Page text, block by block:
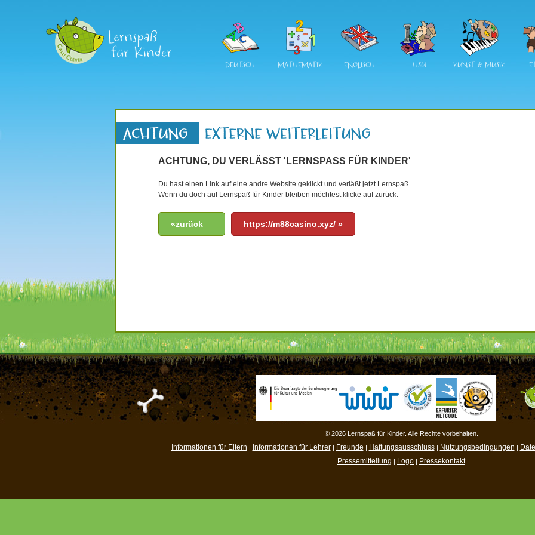
DEUTSCH MATHEMATIK ENGLISCH HSU KUNST & MUSIK
ACHTUNG, DU VERLÄSST 'LERNSPASS FÜR KINDER'
Du hast einen Link auf eine andre Website geklickt und verläßt jetzt Lernspaß.
Wenn du doch auf Lernspaß für Kinder bleiben möchtest klicke auf zurück.
«zurück https://m88casino.xyz/ »
© 2026 Lernspaß für Kinder. Alle Rechte vorbehalten.
Informationen für Eltern | Informationen für Lehrer| Freunde | Haftungsausschluss| Nutzungsbedingungen |
Pressemitteilung | Logo | Pressekontakt